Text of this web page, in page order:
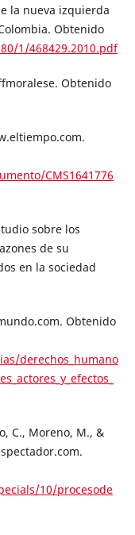
la nueva izquierda
Obtenido
1/468429.2010.pdf
Obtenido
CMS1641776
sobre los
de su
en la sociedad
Obtenido
derechos_humano
C., Moreno, M., &
10/procesode